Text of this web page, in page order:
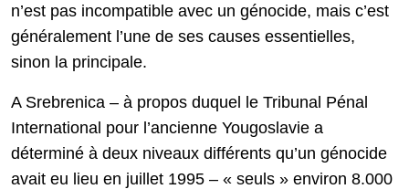
n’est pas incompatible avec un génocide, mais c’est
généralement l’une de ses causes essentielles,
sinon la principale.
A Srebrenica – à propos duquel le Tribunal Pénal
International pour l’ancienne Yougoslavie a
déterminé à deux niveaux différents qu’un génocide
avait eu lieu en juillet 1995 – « seuls » environ 8.000